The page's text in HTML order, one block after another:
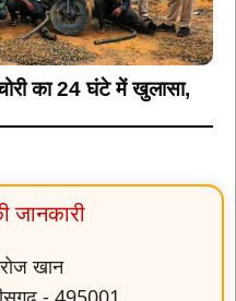
का 24 घंटे में खुलासा,
जानकारी
खान
- 495001
📞 97131 37773 📞